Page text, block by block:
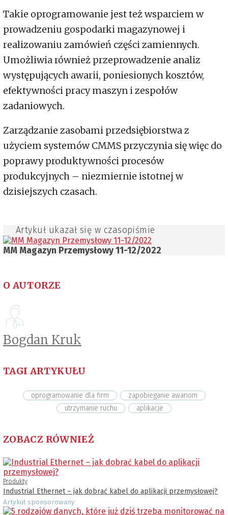
Takie oprogramowanie jest też wsparciem w
prowadzeniu gospodarki magazynowej i
realizowaniu zamówień części zamiennych.
Umożliwia również przeprowadzenie analiz
występujących awarii, poniesionych kosztów,
efektywności pracy maszyn i zespołów
zadaniowych.
Zarządzanie zasobami przedsiębiorstwa z
użyciem systemów CMMS przyczynia się więc do
poprawy produktywności procesów
produkcyjnych – niezmiernie istotnej w
dzisiejszych czasach.
Artykuł ukazał się w czasopiśmie
MM Magazyn Przemysłowy 11-12/2022
O AUTORZE
Bogdan Kruk
TAGI ARTYKUŁU
oprogramowanie dla firm
zapobieganie awariom
utrzymanie ruchu
aplikacje
ZOBACZ RÓWNIEŻ
Produkty
Industrial Ethernet – jak dobrać kabel do aplikacji przemysłowej?
Artykuł sponsorowany